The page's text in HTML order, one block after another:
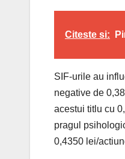
Citeste si:
SIF-urile au
negative de
acestui titlu cu
pragul
0,4350 lei/